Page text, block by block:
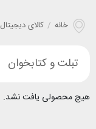
خانه / کالای دیجیتال
تبلت و کتابخوان
هیچ محصولی یافت نشد.